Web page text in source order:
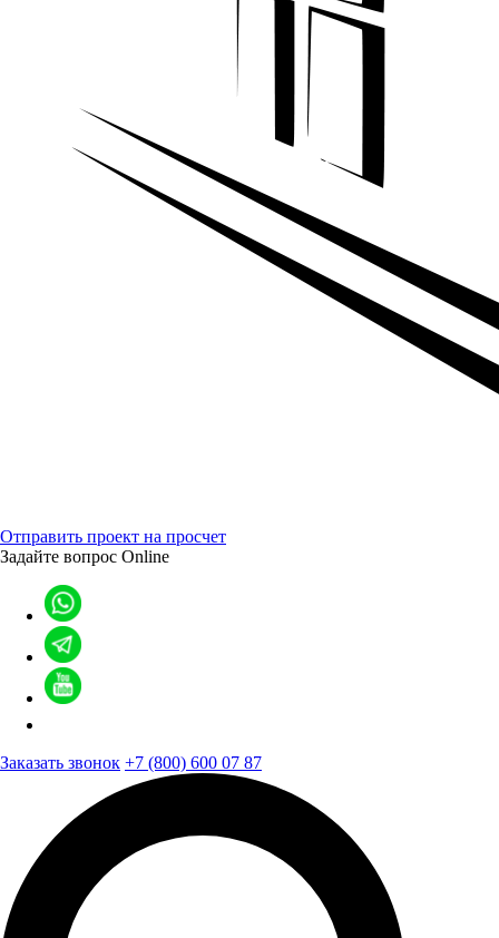
Отправить проект на просчет
Задайте вопрос Online
Заказать звонок +7 (800) 600 07 87